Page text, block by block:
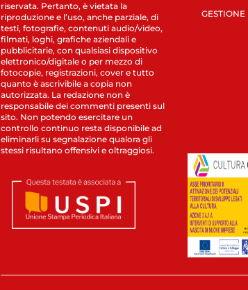
riservata. Pertanto, è vietata la
riproduzione e l’uso, anche parziale, di
testi, fotografie, contenuti audio/video,
filmati, loghi, grafiche aziendali e
pubblicitarie, con qualsiasi dispositivo
elettronico/digitale o per mezzo di
fotocopie, registrazioni, cover e tutto
quanto è ascrivibile a copia non
autorizzata. La redazione non è
responsabile dei commenti presenti sul
sito. Non potendo esercitare un
controllo continuo resta disponibile ad
eliminarli su segnalazione qualora gli
stessi risultano offensivi e oltraggiosi.